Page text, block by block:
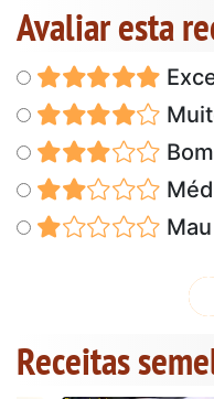
Avaliar esta
Bom
Mau
Receitas